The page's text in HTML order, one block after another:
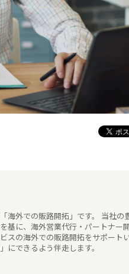
海外での販路開拓」です。 当社の
基に、海外営業代行・パートナー
スの海外での販路開拓をサポート
にできるよう伴走します。